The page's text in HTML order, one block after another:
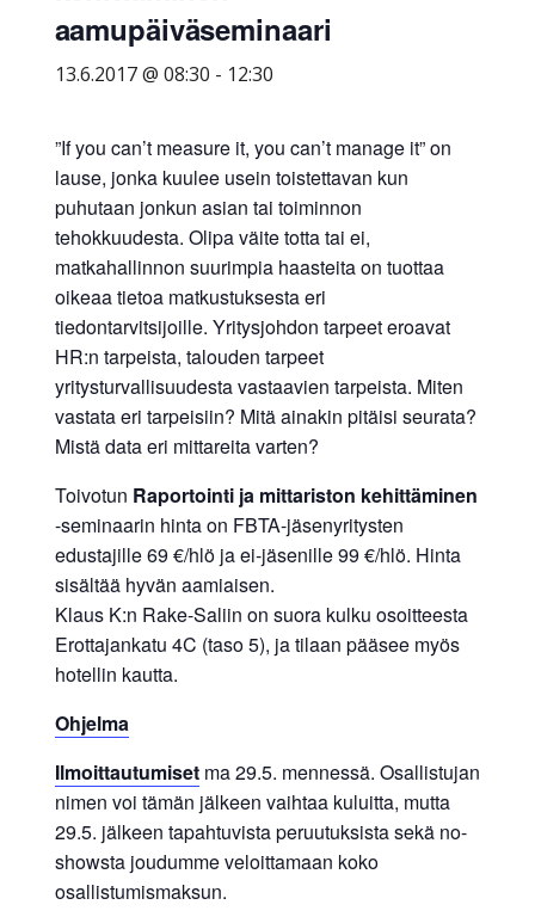
yritysten
jonka
edistää
hyvää
kustannus­
tehokasta
matka-
kokoushallintoa.
aamupäiväseminaari
13.6.2017 @ 08:30 - 12:30
”If you can’t measure it, you can’t manage it” on
lause, jonka kuulee usein toistettavan kun
puhutaan jonkun asian tai toiminnon
tehokkuudesta. Olipa väite totta tai ei,
matkahallinnon suurimpia haasteita on tuottaa
oikeaa tietoa matkustuksesta eri
tiedontarvitsijoille. Yritysjohdon tarpeet eroavat
HR:n tarpeista, talouden tarpeet
yritysturvallisuudesta vastaavien tarpeista. Miten
vastata eri tarpeisiin? Mitä ainakin pitäisi seurata?
Mistä data eri mittareita varten?
Toivotun Raportointi ja mittariston kehittäminen
-seminaarin hinta on FBTA-jäsenyritysten
edustajille 69 €/hlö ja ei-jäsenille 99 €/hlö. Hinta
sisältää hyvän aamiaisen.
Klaus K:n Rake-Saliin on suora kulku osoitteesta
Erottajankatu 4C (taso 5), ja tilaan pääsee myös
hotellin kautta.
Ohjelma
Ilmoittautumisetma 29.5. mennessä. Osallistujan
nimen voi tämän jälkeen vaihtaa kuluitta, mutta
29.5. jälkeen tapahtuvista peruutuksista sekä no-
showsta joudumme veloittamaan koko
osallistumismaksun.